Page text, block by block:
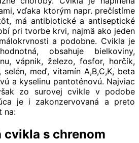
vďaka ktorým napr. prečístíme
má antibiotické a antiseptické
pri tvorbe krvi, najmä ako jeden
a podobne. Cvikla je
obsahuje bielkoviny,
vápnik, železo, fosfor, horčík,
meď, vitamín A,B,C,K, beta
a kyselinu pantoténovú. Najviac
zo surovej cvikle v podobe
je i zakonzervovaná a preto
na:
cvikla s chrenom